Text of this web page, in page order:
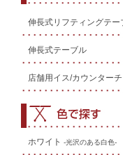
伸長式リフティングテー
伸長式テーブル
店舗用イス/カウンター
ホワイト -光沢のある白色-